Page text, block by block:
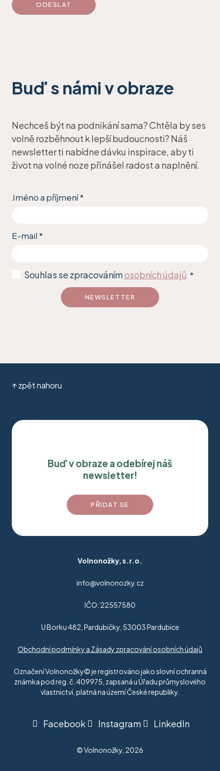
ODESLAT
Buď s námi v obraze
Nechceš být na podnikání sama? Chtěla by ses
volně rozběhnout k lepší budoucnosti? Náš
newsletter ti nabídne dávku inspirace, aby ti
život na volné noze přinášel radost a naplnění.
Jméno a příjmení*
E-mail *
Souhlas se zpracovánímosobních údajů *
NEWSLETTER
↑ zpět nahoru
Buď v obraze a odebírej náš
newsletter!
PŘIDAT SE
Volnonožky, s.r.o.
info@volnonozky.cz
IČO: 22557580
U Borku 482, Pardubičky, 53003 Pardubice
Obchodní podmínky a Zásady zpracování osobních údajů
Označení Volnonožky© je registrováno jako slovní ochranná
známka pod reg. č. 409975, zapsaná u Úřadu průmyslového
vlastnictví, platná na území České republiky.
Facebook Instagram LinkedIn
© Volnonožky, 2026